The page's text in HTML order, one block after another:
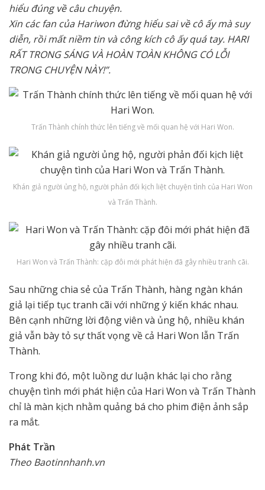
hiểu đúng về câu chuyện.
Xin các fan của Hariwon đừng hiểu sai về cô ấy mà suy
diễn, rồi mất niềm tin và công kích cô ấy quá tay. HARI
RẤT TRONG SÁNG VÀ HOÀN TOÀN KHÔNG CÓ LỖI
TRONG CHUYỆN NÀY!”.
Trấn Thành chính thức lên tiếng về mối quan hệ với Hari Won.
Khán giả người ủng hộ, người phản đối kịch liệt chuyện tình của Hari Won
và Trấn Thành.
Hari Won và Trấn Thành: cặp đôi mới phát hiện đã gây nhiều tranh cãi.
Sau những chia sẻ của Trấn Thành, hàng ngàn khán
giả lại tiếp tục tranh cãi với những ý kiến khác nhau.
Bên cạnh những lời động viên và ủng hộ, nhiều khán
giả vẫn bày tỏ sự thất vọng về cả Hari Won lẫn Trấn
Thành.
Trong khi đó, một luồng dư luận khác lại cho rằng
chuyện tình mới phát hiện của Hari Won và Trấn Thành
chỉ là màn kịch nhằm quảng bá cho phim điện ảnh sắp
ra mắt.
Phát Trần
Theo Baotinnhanh.vn